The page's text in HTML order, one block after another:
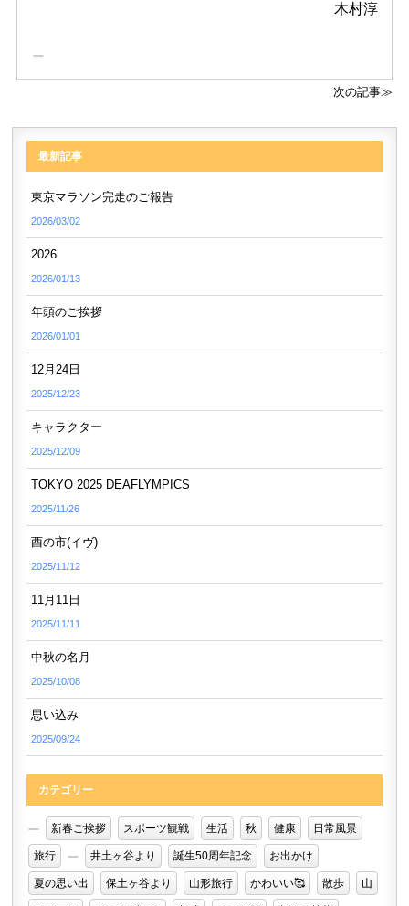
木村淳
次の記事≫
最新記事
東京マラソン完走のご報告
2026/03/02
2026
2026/01/13
年頭のご挨拶
2026/01/01
12月24日
2025/12/23
キャラクター
2025/12/09
TOKYO 2025 DEAFLYMPICS
2025/11/26
酉の市(イヴ)
2025/11/12
11月11日
2025/11/11
中秋の名月
2025/10/08
思い込み
2025/09/24
カテゴリー
新春ご挨拶 スポーツ観戦 生活 秋 健康 日常風景
旅行 井土ヶ谷より 誕生50周年記念 お出かけ
夏の思い出 保土ヶ谷より 山形旅行 かわいい🥰 散歩 山